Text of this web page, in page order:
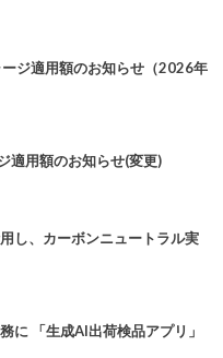
ジ適用額のお知らせ（2026年
用額のお知らせ(変更)
し、カーボンニュートラル実
に 「生成AI出荷検品アプリ」